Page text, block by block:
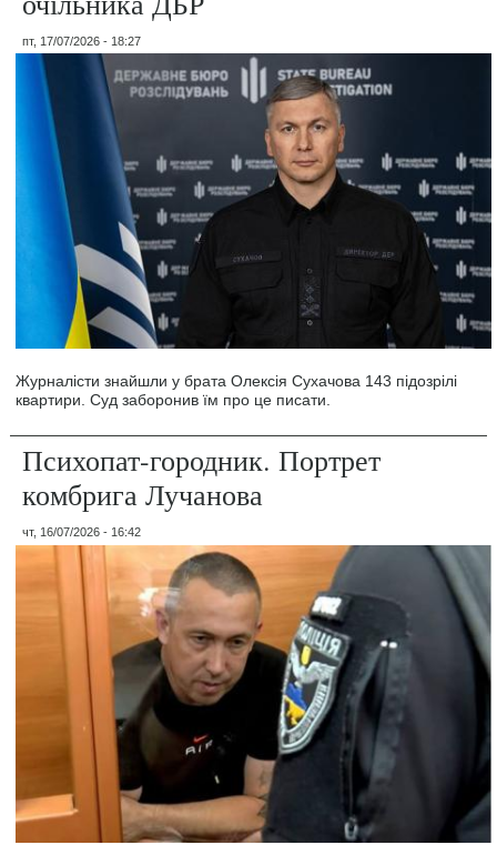
пт, 17/07/2026 - 18:27
Журналісти знайшли у брата Олексія Сухачова 143 підозрілі
квартири. Суд заборонив їм про це писати.
Психопат-городник. Портрет
комбрига Лучанова
чт, 16/07/2026 - 16:42